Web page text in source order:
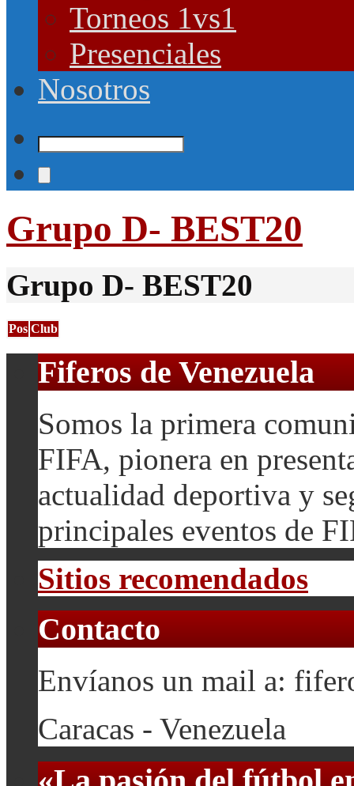
Torneos 1vs1
Presenciales
Nosotros
Grupo D- BEST20
Grupo D- BEST20
Pos Club
Fiferos de Venezuela
Somos la primera
FIFA, pionera en
actualidad deportiva y
principales eventos de
Sitios recomendados
Contacto
Envíanos un mail a:
Caracas - Venezuela